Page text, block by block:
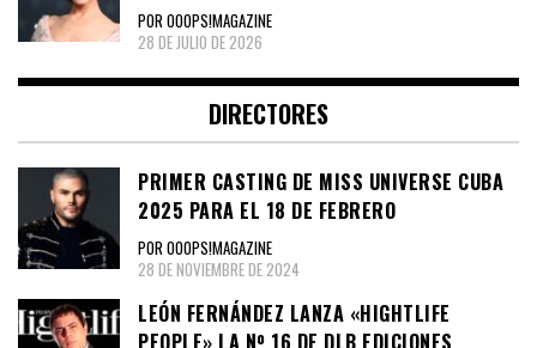
POR OOOPS!MAGAZINE
28 DE JULIO DE 2026
DIRECTORES
PRIMER CASTING DE MISS UNIVERSE CUBA
2025 PARA EL 18 DE FEBRERO
POR OOOPS!MAGAZINE
28 DE NOVIEMBRE DE 2024
LEÓN FERNÁNDEZ LANZA «HIGHTLIFE